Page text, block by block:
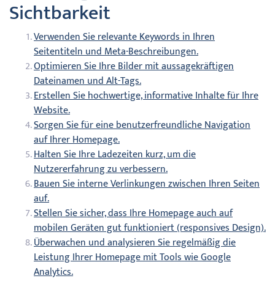
Sichtbarkeit
Verwenden Sie relevante Keywords in Ihren
Seitentiteln und Meta-Beschreibungen.
Optimieren Sie Ihre Bilder mit aussagekräftigen
Dateinamen und Alt-Tags.
Erstellen Sie hochwertige, informative Inhalte für Ihre
Website.
Sorgen Sie für eine benutzerfreundliche Navigation
auf Ihrer Homepage.
Halten Sie Ihre Ladezeiten kurz, um die
Nutzererfahrung zu verbessern.
Bauen Sie interne Verlinkungen zwischen Ihren Seiten
auf.
Stellen Sie sicher, dass Ihre Homepage auch auf
mobilen Geräten gut funktioniert (responsives Design).
Überwachen und analysieren Sie regelmäßig die
Leistung Ihrer Homepage mit Tools wie Google
Analytics.